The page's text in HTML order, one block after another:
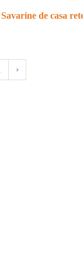
Savarine de casa
›